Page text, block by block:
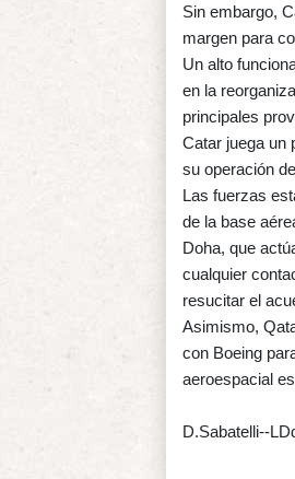
Sin embargo,
margen para
Un alto
en la
principales
Catar juega un
su operación
Las fuerzas
de la base
Doha, que
cualquier
resucitar el
Asimismo,
con Boeing
aeroespacial
D.Sabatelli--